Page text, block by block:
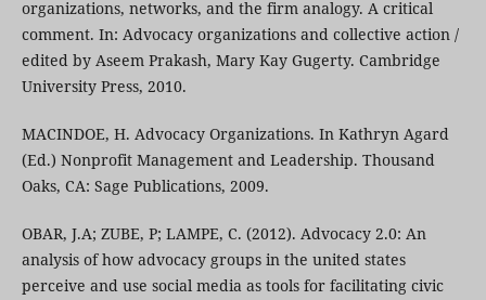
organizations, networks, and the firm analogy. A critical
comment. In: Advocacy organizations and collective action /
edited by Aseem Prakash, Mary Kay Gugerty. Cambridge
University Press, 2010.
MACINDOE, H. Advocacy Organizations. In Kathryn Agard
(Ed.) Nonprofit Management and Leadership. Thousand
Oaks, CA: Sage Publications, 2009.
OBAR, J.A; ZUBE, P; LAMPE, C. (2012). Advocacy 2.0: An
analysis of how advocacy groups in the united states
perceive and use social media as tools for facilitating civic